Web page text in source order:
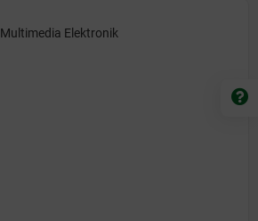
Multimedia Elektronik